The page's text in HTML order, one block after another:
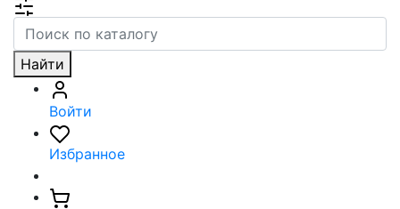
Найти
Войти
Избранное